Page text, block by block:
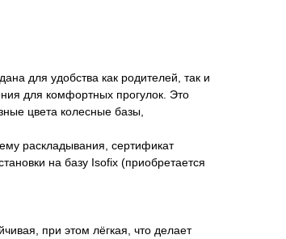
для удобства как родителей, так и
для комфортных прогулок. Это
цвета колесные базы,
раскладывания, сертификат
на базу Isofix (приобретается
при этом лёгкая, что делает